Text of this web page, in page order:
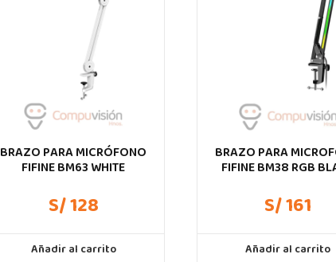
BRAZO PARA MICRÓFONO
FIFINE BM63 WHITE
S/ 128
Añadir al carrito
BRAZO PARA
FIFINE BM38 RGB
S/ 161
Añadir al carrito